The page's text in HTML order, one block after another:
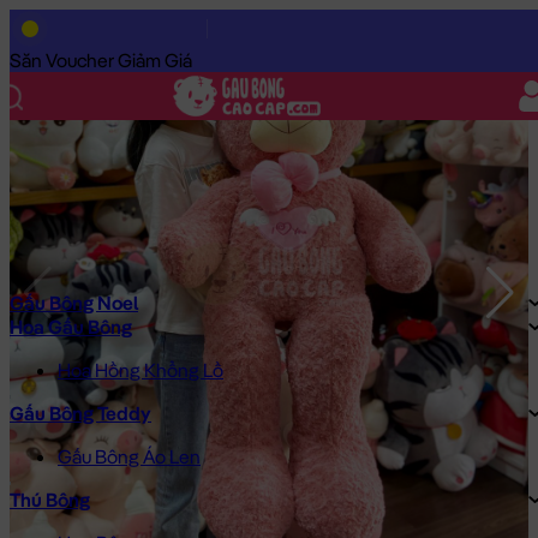
Săn Voucher Giảm Giá
Gấu Bông Noel
Hoa Gấu Bông
Hoa Hồng Khổng Lồ
Gấu Bông Teddy
Gấu Bông Áo Len
Thú Bông
Trang Chủ